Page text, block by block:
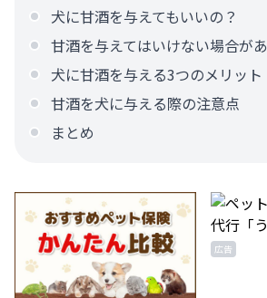
犬に甘酒を与えてもいいの？
甘酒を与えてはいけない場合が
犬に甘酒を与える3つのメリット
甘酒を犬に与える際の注意点
まとめ
広告